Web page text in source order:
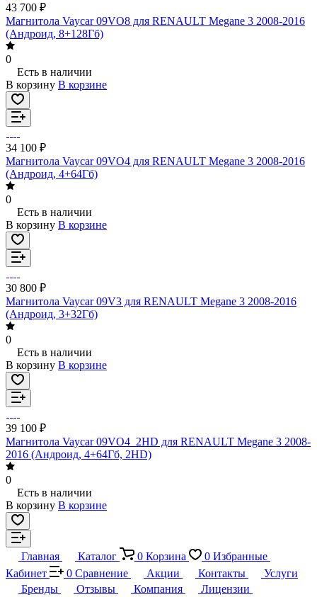
43 700 ₽
Магнитола Vaycar 09VO8 для RENAULT Megane 3 2008-2016
(Андроид, 8+128Гб)
0
Есть в наличии
В корзину В корзине
34 100 ₽
Магнитола Vaycar 09VO4 для RENAULT Megane 3 2008-2016
(Андроид, 4+64Гб)
0
Есть в наличии
В корзину В корзине
30 800 ₽
Магнитола Vaycar 09V3 для RENAULT Megane 3 2008-2016
(Андроид, 3+32Гб)
0
Есть в наличии
В корзину В корзине
39 100 ₽
Магнитола Vaycar 09VO4_2HD для RENAULT Megane 3 2008-
2016 (Андроид, 4+64Гб, 2HD)
0
Есть в наличии
В корзину В корзине
Главная Каталог 0 Корзина 0 Избранные
Кабинет
0 Сравнение Акции Контакты
Услуги
Бренды
Отзывы Компания
Лицензии